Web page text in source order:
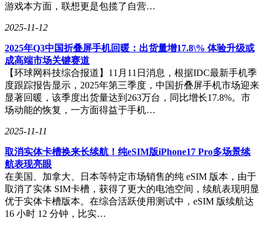
游戏本方面，联想更是包揽了自营…
2025-11-12
2025年Q3中国折叠屏手机回暖：出货量增17.8\% 体验升级或
成高端市场关键赛道
【环球网科技综合报道】11月11日消息，根据IDC最新手机季
度跟踪报告显示，2025年第三季度，中国折叠屏手机市场迎来
显著回暖，该季度出货量达到263万台，同比增长17.8%。市
场动能的恢复，一方面得益于手机…
2025-11-11
取消实体卡槽换来长续航！纯eSIM版iPhone17 Pro多场景续
航表现亮眼
在美国、加拿大、日本等特定市场销售的纯 eSIM 版本，由于
取消了实体 SIM卡槽，获得了更大的电池空间，续航表现明显
优于实体卡槽版本。在综合活跃使用测试中，eSIM 版续航达
16 小时 12 分钟，比实…